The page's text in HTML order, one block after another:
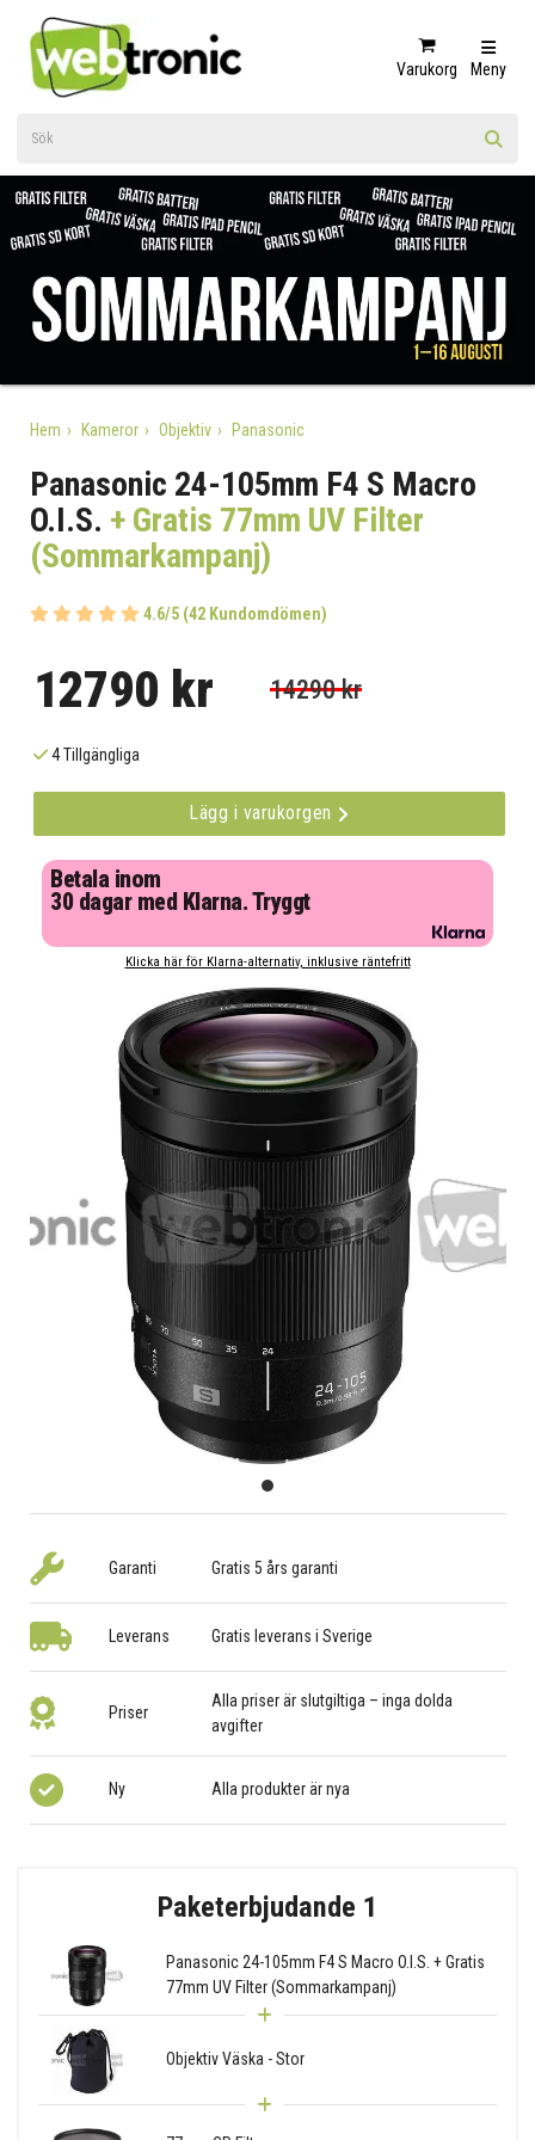
Varukorg Meny
Hem Kameror Objektiv Panasonic
Panasonic 24-105mm F4 S Macro
O.I.S. + Gratis 77mm UV Filter
(Sommarkampanj)
4.6/5 (42 Kundomdömen)
12790 kr 14290 kr
4 Tillgängliga
Lägg i varukorgen
Betala inom
30 dagar med Klarna. Tryggt
Klicka här för Klarna-alternativ, inklusive räntefritt
Garanti Gratis 5 års garanti
Leverans Gratis leverans i Sverige
Priser
Alla priser är slutgiltiga – inga dolda
avgifter
Ny Alla produkter är nya
Paketerbjudande 1
Panasonic 24-105mm F4 S Macro O.I.S. + Gratis
77mm UV Filter (Sommarkampanj)
Objektiv Väska - Stor